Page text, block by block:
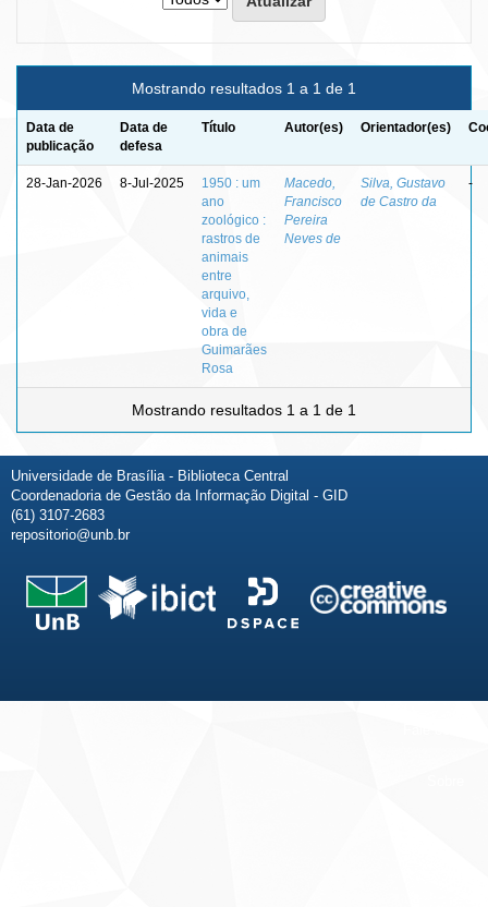
Mostrando resultados 1 a 1 de 1
Data de
publicação
Data de
defesa
Título Autor(es) Orientador(es)
28-Jan-2026 8-Jul-2025
1950 : um
ano
zoológico :
rastros de
animais
entre
arquivo,
vida e
obra de
Guimarães
Rosa
Macedo,
Francisco
Pereira
Neves de
Silva, Gustavo
de Castro da
-
Mostrando resultados 1 a 1 de 1
Universidade de Brasília - Biblioteca Central
Coordenadoria de Gestão da Informação Digital - GID
(61) 3107-2683
repositorio@unb.br